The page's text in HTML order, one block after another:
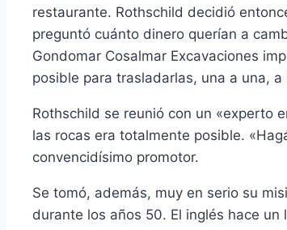
restaurante. Rothschild decidió
preguntó cuánto dinero querían a
Gondomar Cosalmar Excavaciones
posible para trasladarlas, una a una, a
Rothschild se reunió con un «experto
las rocas era totalmente posible.
convencidísimo promotor.
Se tomó, además, muy en serio su
durante los años 50. El inglés hace un